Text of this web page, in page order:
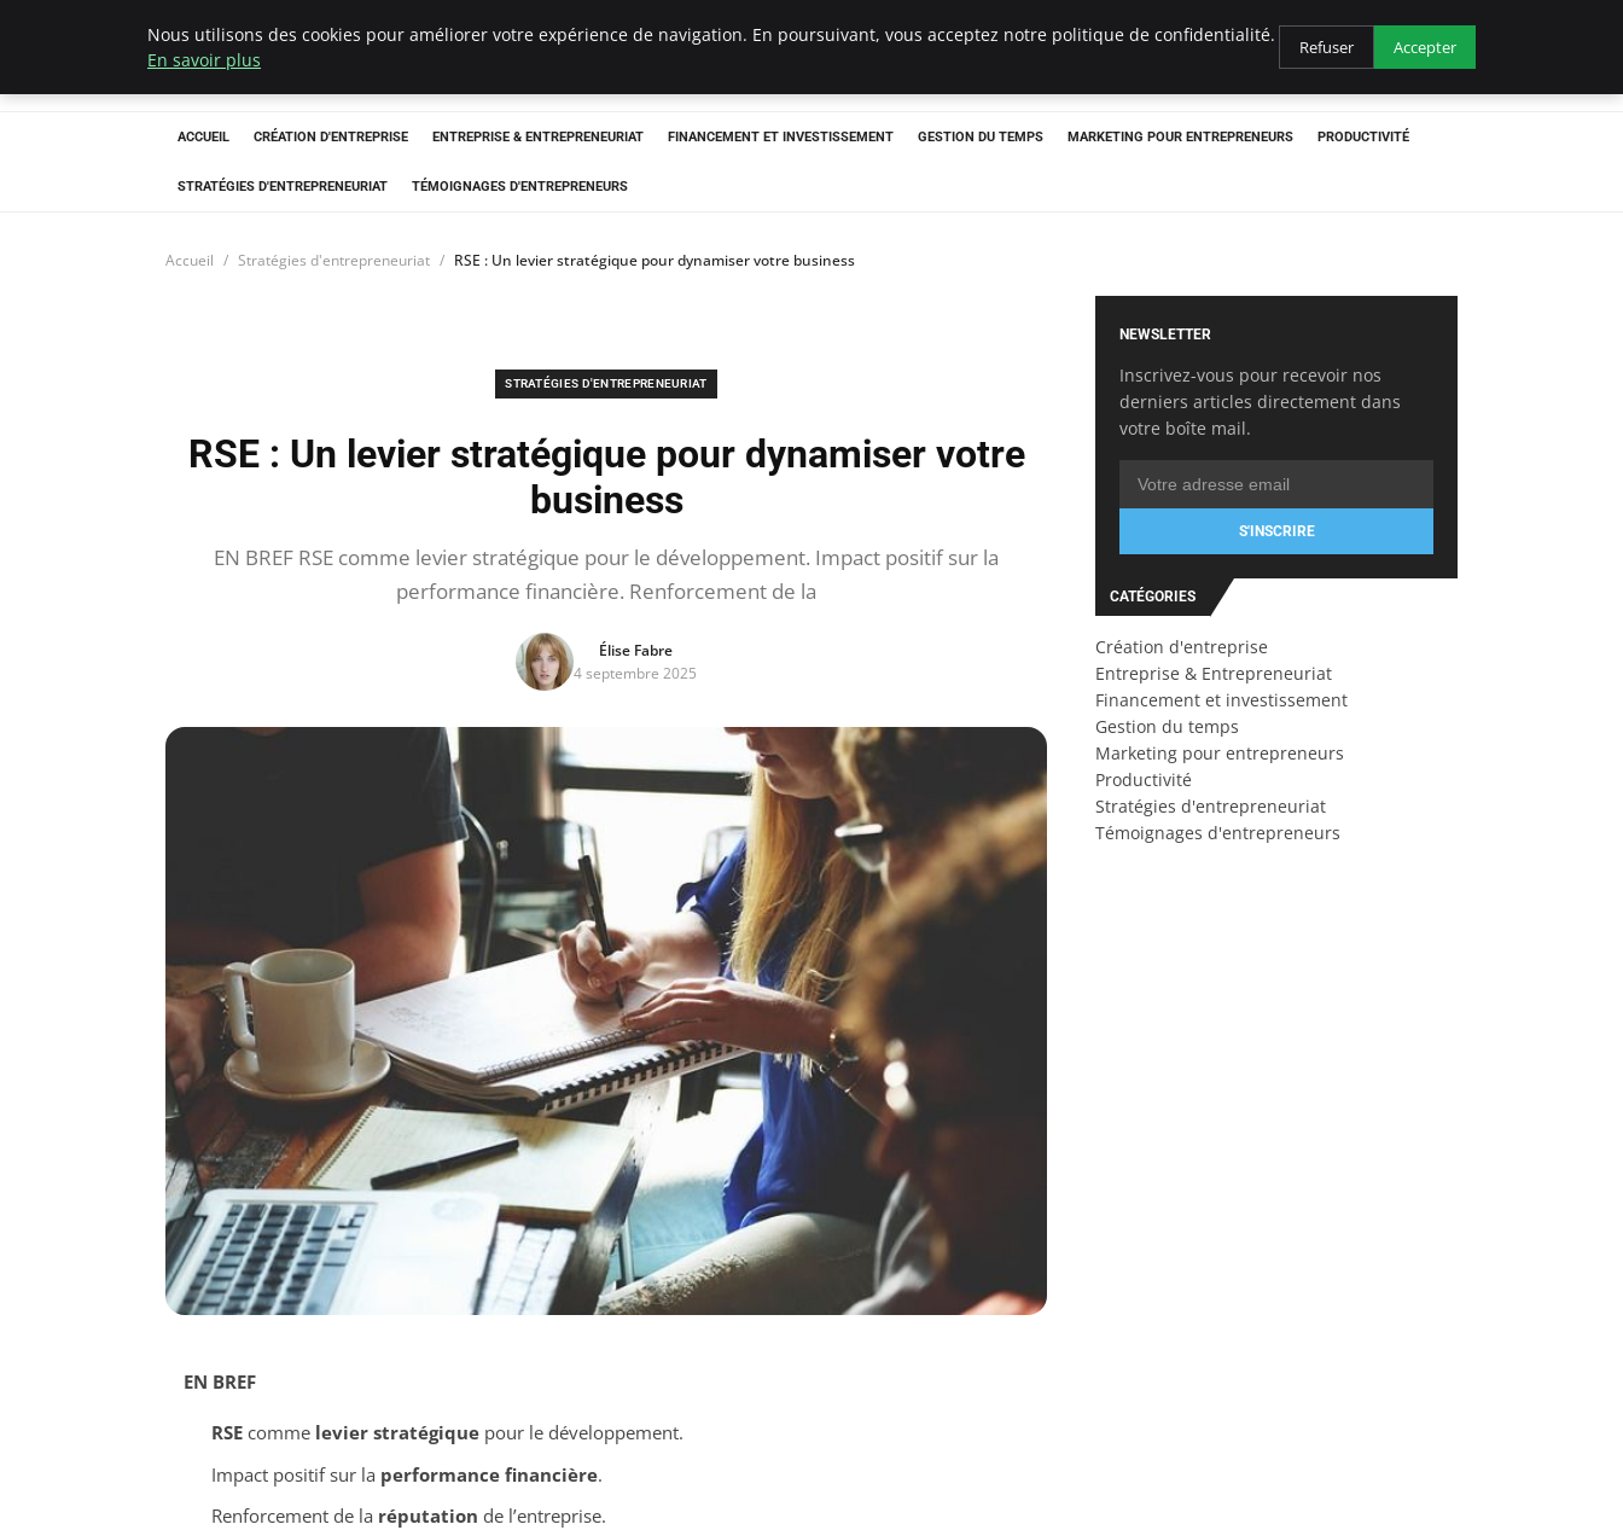
LECFCM
ACCUEIL CRÉATION D'ENTREPRISE ENTREPRISE & ENTREPRENEURIAT FINANCEMENT ET INVESTISSEMENT GESTION DU TEMPS MARKETING POUR ENTREPRENEURS PRODUCTIVITÉ
STRATÉGIES D'ENTREPRENEURIAT TÉMOIGNAGES D'ENTREPRENEURS
Accueil Stratégies d'entrepreneuriat RSE : Un levier stratégique pour dynamiser votre business
STRATÉGIES D'ENTREPRENEURIAT
RSE : Un levier stratégique pour dynamiser votre
business
EN BREF RSE comme levier stratégique pour le développement. Impact positif sur la
performance financière. Renforcement de la
Élise Fabre
4 septembre 2025
EN BREF
RSEcomme levier stratégiquepour le développement.
Impact positif sur la performance financière.
Renforcement de la réputation de l’entreprise.
NEWSLETTER
Inscrivez-vous pour recevoir nos
derniers articles directement dans
votre boîte mail.
S'INSCRIRE
CATÉGORIES
Création d'entreprise
Entreprise & Entrepreneuriat
Financement et investissement
Gestion du temps
Marketing pour entrepreneurs
Productivité
Stratégies d'entrepreneuriat
Témoignages d'entrepreneurs
Nous utilisons des cookies pour améliorer votre expérience de navigation. En poursuivant, vous acceptez notre politique de confidentialité.
En savoir plus
Refuser Accepter